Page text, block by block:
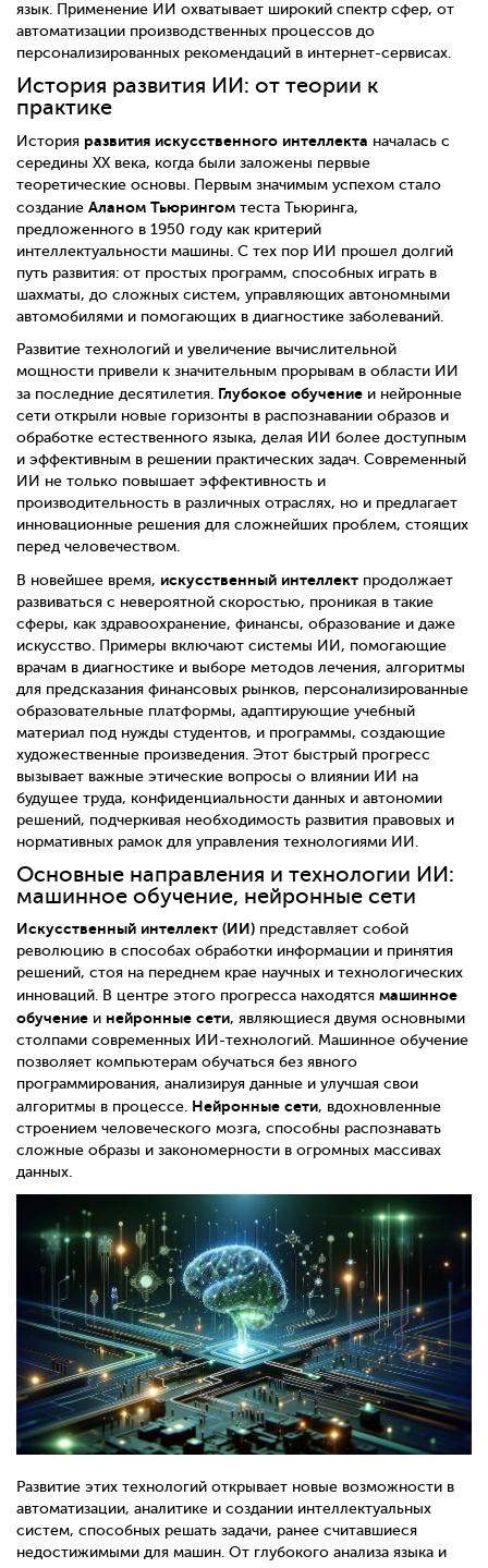
язык. Применение ИИ охватывает широкий спектр сфер, от
автоматизации производственных процессов до
персонализированных рекомендаций в интернет-сервисах.
История развития ИИ: от теории к
практике
История развития искусственного интеллекта началась с
середины XX века, когда были заложены первые
теоретические основы. Первым значимым успехом стало
создание Аланом Тьюрингом теста Тьюринга,
предложенного в 1950 году как критерий
интеллектуальности машины. С тех пор ИИ прошел долгий
путь развития: от простых программ, способных играть в
шахматы, до сложных систем, управляющих автономными
автомобилями и помогающих в диагностике заболеваний.
Развитие технологий и увеличение вычислительной
мощности привели к значительным прорывам в области ИИ
за последние десятилетия. Глубокое обучение и нейронные
сети открыли новые горизонты в распознавании образов и
обработке естественного языка, делая ИИ более доступным
и эффективным в решении практических задач. Современный
ИИ не только повышает эффективность и
производительность в различных отраслях, но и предлагает
инновационные решения для сложнейших проблем, стоящих
перед человечеством.
В новейшее время, искусственный интеллект продолжает
развиваться с невероятной скоростью, проникая в такие
сферы, как здравоохранение, финансы, образование и даже
искусство. Примеры включают системы ИИ, помогающие
врачам в диагностике и выборе методов лечения, алгоритмы
для предсказания финансовых рынков, персонализированные
образовательные платформы, адаптирующие учебный
материал под нужды студентов, и программы, создающие
художественные произведения. Этот быстрый прогресс
вызывает важные этические вопросы о влиянии ИИ на
будущее труда, конфиденциальности данных и автономии
решений, подчеркивая необходимость развития правовых и
нормативных рамок для управления технологиями ИИ.
Основные направления и технологии ИИ:
машинное обучение, нейронные сети
Искусственный интеллект (ИИ) представляет собой
революцию в способах обработки информации и принятия
решений, стоя на переднем крае научных и технологических
инноваций. В центре этого прогресса находятся машинное
обучение и нейронные сети, являющиеся двумя основными
столпами современных ИИ-технологий. Машинное обучение
позволяет компьютерам обучаться без явного
программирования, анализируя данные и улучшая свои
алгоритмы в процессе. Нейронные сети, вдохновленные
строением человеческого мозга, способны распознавать
сложные образы и закономерности в огромных массивах
данных.
Развитие этих технологий открывает новые возможности в
автоматизации, аналитике и создании интеллектуальных
систем, способных решать задачи, ранее считавшиеся
недостижимыми для машин. От глубокого анализа языка и